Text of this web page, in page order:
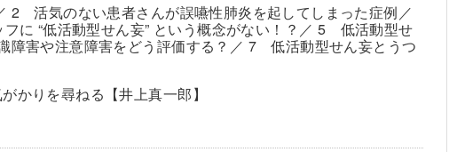
活気のない患者さんが誤嚥性肺炎を起してしまった症例／
“低活動型せん妄” という概念がない！？／ 5 低活動型せ
害や注意障害をどう評価する？／ 7 低活動型せん妄とうつ
かりを尋ねる【井上真一郎】